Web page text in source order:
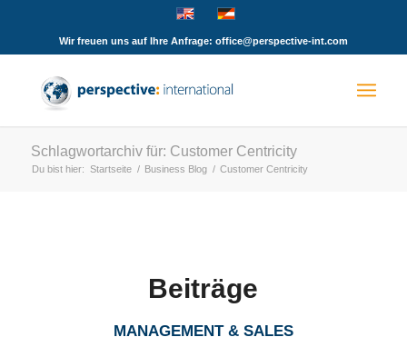
Wir freuen uns auf Ihre Anfrage: office@perspective-int.com
Schlagwortarchiv für: Customer Centricity
Du bist hier: Startseite / Business Blog / Customer Centricity
Beiträge
MANAGEMENT & SALES